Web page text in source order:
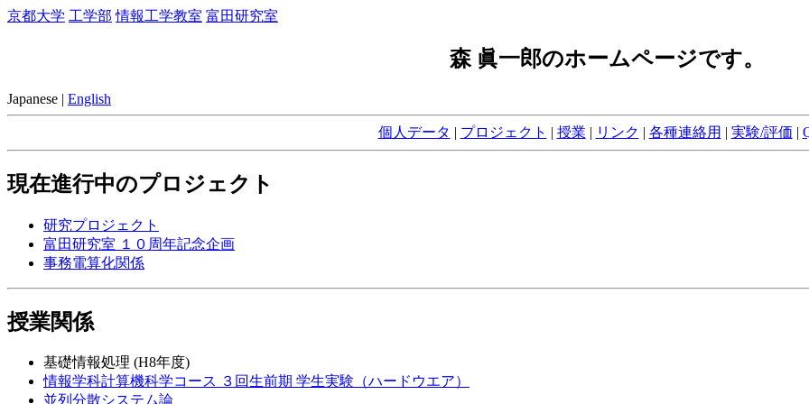
京都大学 工学部 情報工学教室 富田研究室
森 眞一郎のホームページです。
Japanese | English
個人データ | プロジェクト | 授業 | リンク | 各種連絡用 | 実験/評価 |
現在進行中のプロジェクト
研究プロジェクト
富田研究室 １０周年記念企画
事務電算化関係
授業関係
基礎情報処理 (H8年度)
情報学科計算機科学コース ３回生前期 学生実験（ハードウエア）
並列分散システム論